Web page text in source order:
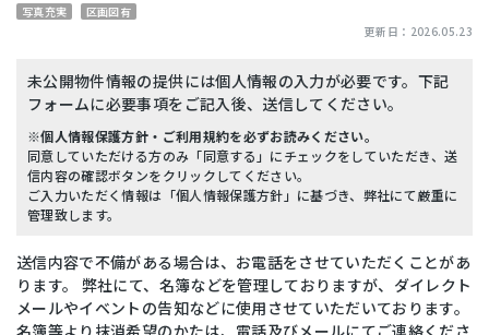
写真充実
区画図有
更新日： 2026.05.23
未公開物件情報の提供には個人情報の入力が必要です。下記
フォームに必要事項をご記入後、送信してください。
※個人情報保護方針・ご利用規約を必ずお読みください。
同意していただける方のみ「同意する」にチェックをしていただき、送
信内容の確認ボタンをクリックしてください。
ご入力いただく情報は「個人情報保護方針」に基づき、弊社にて厳重に
管理致します。
送信内容で不備がある場合は、お電話をさせていただくことがあ
ります。 弊社にて、名簿などを管理しておりますが、ダイレクト
メールやイベントの告知などに使用させていただいております。
名簿等より抹消希望のかたは、電話及びメールにてご連絡くださ